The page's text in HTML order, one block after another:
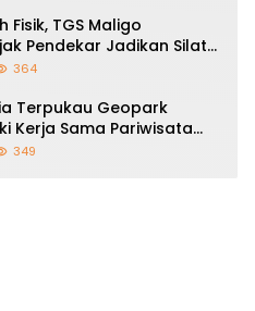
Fisik, TGS Maligo
Pendekar Jadikan Silat
364
Terpukau Geopark
Kerja Sama Pariwisata
349